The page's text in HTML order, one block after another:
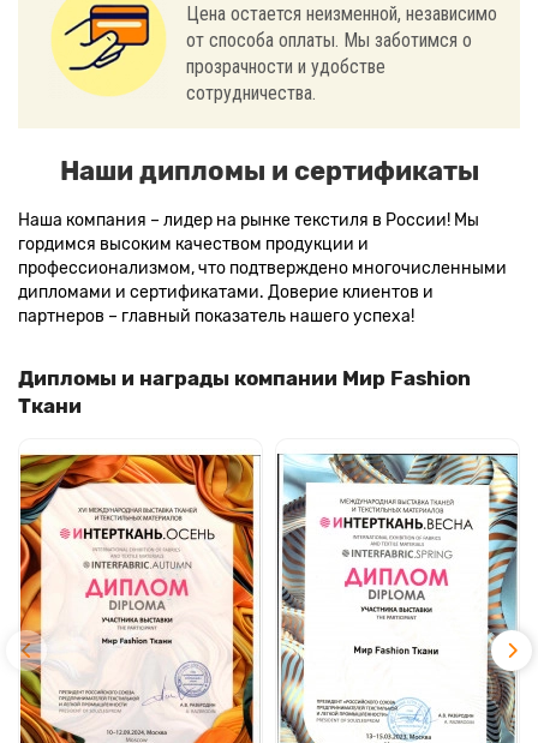
Цена остается неизменной, независимо
от способа оплаты. Мы заботимся о
прозрачности и удобстве
сотрудничества.
Наши дипломы и сертификаты
Наша компания – лидер на рынке текстиля в России! Мы
гордимся высоким качеством продукции и
профессионализмом, что подтверждено многочисленными
дипломами и сертификатами. Доверие клиентов и
партнеров – главный показатель нашего успеха!
Дипломы и награды компании Мир Fashion
Ткани